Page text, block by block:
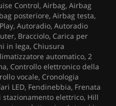
Control, Airbag, Airbag
posteriore, Airbag testa,
Autoradio, Autoradio
Bracciolo, Carica per
in lega, Chiusura
automatico, 2
Controllo elettronico della
vocale, Cronologia
LED, Fendinebbia, Frenata
stazionamento elettrico, Hill